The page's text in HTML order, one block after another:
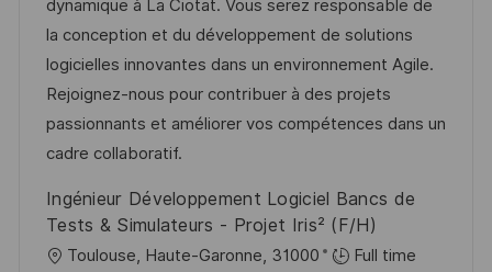
t
c
n
g
m
d
e
r
V
e
ö
I
D
e
g
o
r
i
e
dynamique à La Ciotat. Vous serez responsable de
la conception et du développement de solutions
logicielles innovantes dans un environnement Agile.
Rejoignez-nous pour contribuer à des projets
passionnants et améliorer vos compétences dans un
cadre collaboratif.
Ingénieur Développement Logiciel Bancs de
Tests & Simulateurs - Projet Iris² (F/H)
O Toulouse, Haute-Garonne, 31000
Full time